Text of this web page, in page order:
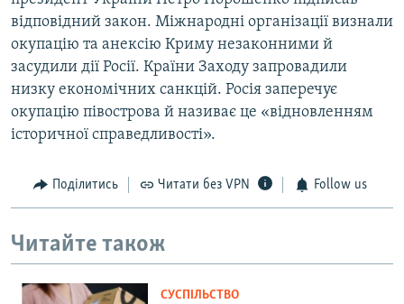
відповідний закон. Міжнародні організації визнали
окупацію та анексію Криму незаконними й
засудили дії Росії. Країни Заходу запровадили
низку економічних санкцій. Росія заперечує
окупацію півострова й називає це «відновленням
історичної справедливості».
Поділитись Читати без VPN Follow us
Читайте також
СУСПІЛЬСТВО